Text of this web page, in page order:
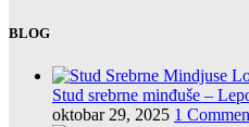
BLOG
Stud srebrne minđuše –
oktobar 29, 2025 1